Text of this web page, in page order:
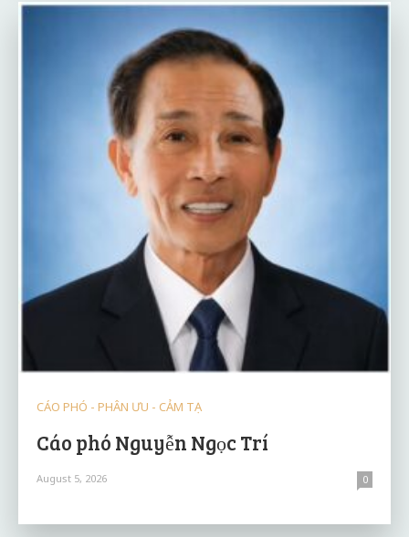
CÁO PHÓ - PHÂN ƯU - CẢM TẠ
Cáo phó Nguyễn Ngọc Trí
August 5, 2026 0